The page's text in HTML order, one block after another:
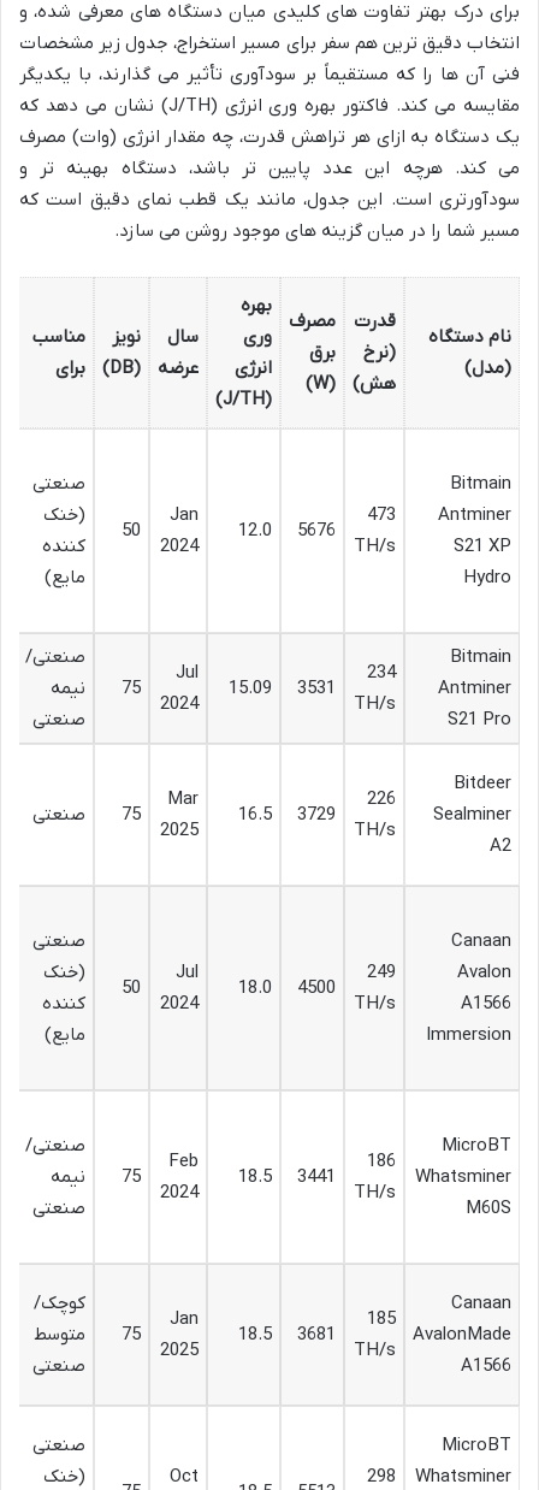
برای درک بهتر تفاوت های کلیدی میان دستگاه های معرفی شده، و
انتخاب دقیق ترین هم سفر برای مسیر استخراج، جدول زیر مشخصات
فنی آن ها را که مستقیماً بر سودآوری تأثیر می گذارند، با یکدیگر
مقایسه می کند. فاکتور بهره وری انرژی (J/TH) نشان می دهد که
یک دستگاه به ازای هر تراهش قدرت، چه مقدار انرژی (وات) مصرف
می کند. هرچه این عدد پایین تر باشد، دستگاه بهینه تر و
سودآورتری است. این جدول، مانند یک قطب نمای دقیق است که
مسیر شما را در میان گزینه های موجود روشن می سازد.
نام دستگاه
(مدل)
قدرت
(نرخ
هش)
مصرف
برق
(W)
بهره
وری
انرژی
(J/TH)
سال
عرضه
نویز
(DB)
مناسب
برای
Bitmain
Antminer
S21 XP
Hydro
473
TH/s
5676
12.0
Jan
2024
50
صنعتی
(خنک
کننده
مایع)
Bitmain
Antminer
S21 Pro
234
TH/s
3531
15.09
Jul
2024
75
صنعتی/
نیمه
صنعتی
Bitdeer
Sealminer
A2
226
TH/s
3729
16.5
Mar
2025
75 صنعتی
Canaan
Avalon
A1566
Immersion
249
TH/s
4500
18.0
Jul
2024
50
صنعتی
(خنک
کننده
مایع)
MicroBT
Whatsminer
M60S
186
TH/s
3441
18.5
Feb
2024
75
صنعتی/
نیمه
صنعتی
Canaan
AvalonMade
A1566
185
TH/s
3681
18.5
Jan
2025
75
کوچک/
متوسط
صنعتی
MicroBT
Whatsminer
298
Oct
صنعتی
(خنک